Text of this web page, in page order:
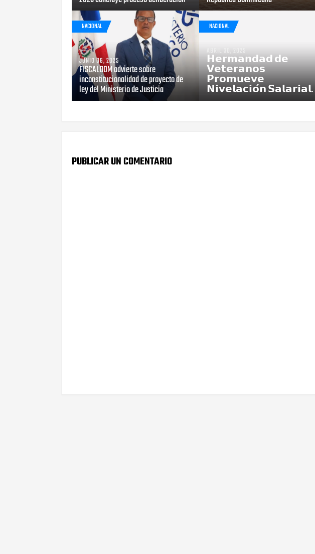
NACIONAL
JUNIO 06, 2025
FISCALDOM advierte sobre
inconstitucionalidad de proyecto de
ley del Ministerio de Justicia
NACIONAL
ABRIL 30, 2025
𝗛𝗲𝗿𝗺𝗮𝗻𝗱𝗮𝗱 𝗱𝗲
𝗩𝗲𝘁𝗲𝗿𝗮𝗻𝗼𝘀
𝗣𝗿𝗼𝗺𝘂𝗲𝘃𝗲
𝗡𝗶𝘃𝗲𝗹𝗮𝗰𝗶𝗼́𝗻 𝗦𝗮𝗹𝗮𝗿𝗶𝗮𝗹.
PUBLICAR UN COMENTARIO